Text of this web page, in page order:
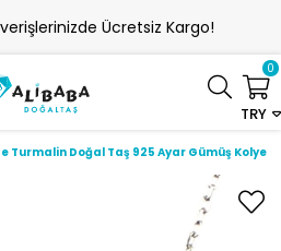
Ücretsiz Kargo!
TRY
0
Turmalin Doğal Taş 925 Ayar Gümüş Kolye